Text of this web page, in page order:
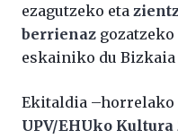
ezagutzeko eta
berrienaz gozatzeko
eskainiko du Bizkaia
Ekitaldia –horrelako
UPV/EHUko